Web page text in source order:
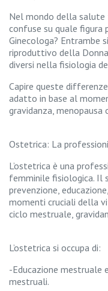
n
z
a
P
e
r
p
i
o
C
o
p
a
V
a
Nel mondo della
confuse su quale figura
Ginecologa? Entrambe
riproduttivo della
diversi nella fisiologia
Capire queste
adatto in base al
gravidanza,
Ostetrica: La
L’ostetrica è una
femminile fisiologica. Il
prevenzione,
momenti cruciali della
ciclo mestruale,
L’ostetrica si occupa di:
-Educazione mestruale
mestruali.